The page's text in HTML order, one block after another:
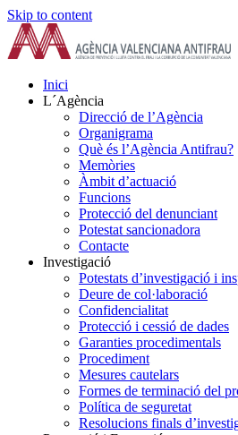
Skip to content
Inici
L´Agència
Direcció de l’Agència
Organigrama
Què és l’Agència Antifrau?
Memòries
Àmbit d’actuació
Funcions
Protecció del denunciant
Potestat sancionadora
Contacte
Investigació
Potestats d’investigació i
Deure de col·laboració
Confidencialitat
Protecció i cessió de dades
Garanties procedimentals
Procediment
Mesures cautelars
Formes de terminació del
Política de seguretat
Resolucions finals